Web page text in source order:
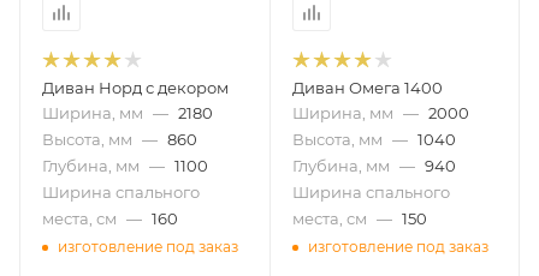
Диван Норд с декором
Ширина, мм — 2180
Высота, мм — 860
Глубина, мм — 1100
Ширина спального
места, см — 160
изготовление под заказ
Диван Омега 1400
Ширина, мм — 2000
Высота, мм — 1040
Глубина, мм — 940
Ширина спального
места, см — 150
изготовление под заказ